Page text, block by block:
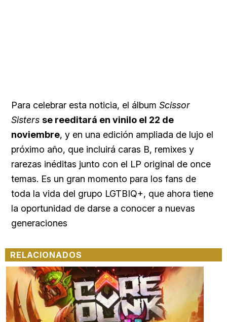
Para celebrar esta noticia, el álbum Scissor
Sisters se reeditará en vinilo el 22 de
noviembre, y en una edición ampliada de lujo el
próximo año, que incluirá caras B, remixes y
rarezas inéditas junto con el LP original de once
temas. Es un gran momento para los fans de
toda la vida del grupo LGTBIQ+, que ahora tiene
la oportunidad de darse a conocer a nuevas
generaciones
RELACIONADOS